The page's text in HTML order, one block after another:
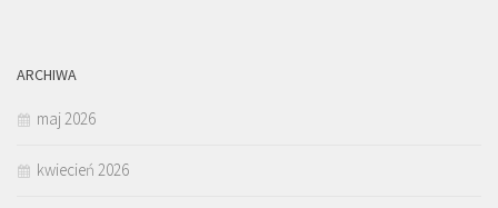
ARCHIWA
maj 2026
kwiecień 2026